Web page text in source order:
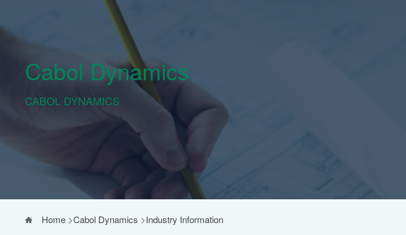
Cabol Dynamics
CABOL DYNAMICS
Home>Cabol Dynamics >Industry Information